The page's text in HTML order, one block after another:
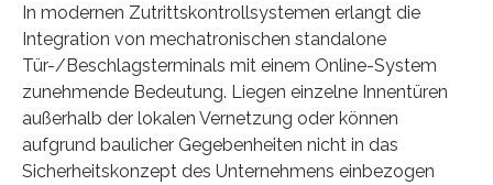
In modernen Zutrittskontrollsystemen erlangt die
Integration von mechatronischen standalone
Tür-/Beschlagsterminals mit einem Online-System
zunehmende Bedeutung. Liegen einzelne Innentüren
außerhalb der lokalen Vernetzung oder können
aufgrund baulicher Gegebenheiten nicht in das
Sicherheitskonzept des Unternehmens einbezogen